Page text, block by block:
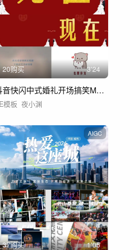
20购买 3'24
抖音快闪中式婚礼开场搞笑MV视频
模板 夜小渊
AIGC
37购买 1'05